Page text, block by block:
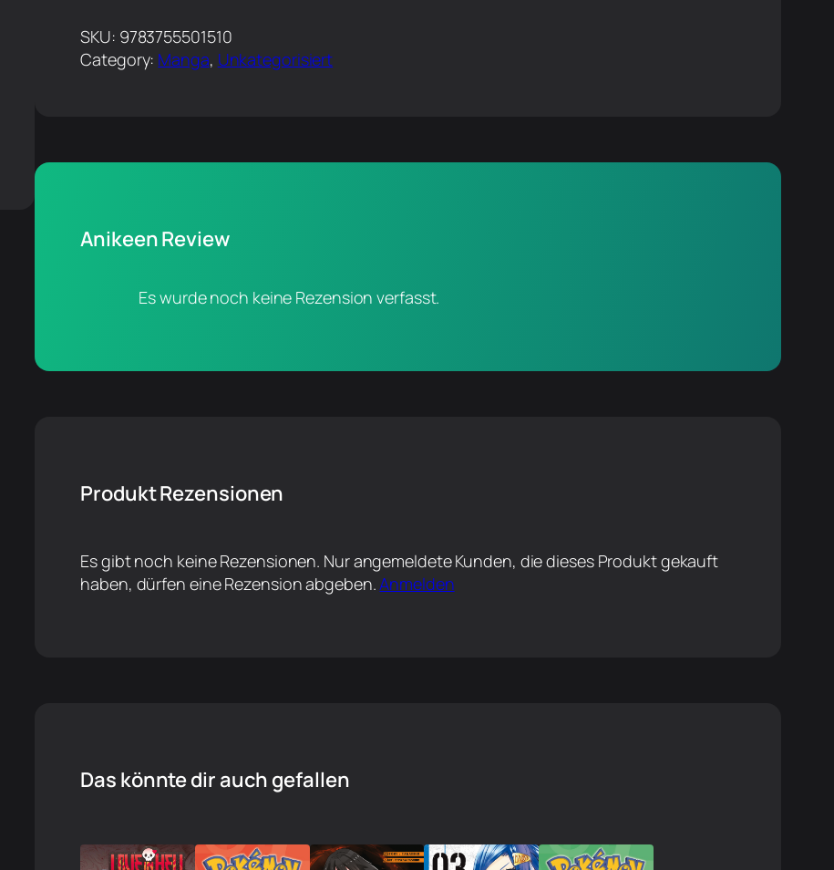
SKU: 9783755501510
Category: Manga, Unkategorisiert
Anikeen Review
Es wurde noch keine Rezension verfasst.
Produkt Rezensionen
Es gibt noch keine Rezensionen. Nur angemeldete Kunden, die dieses Produkt gekauft
haben, dürfen eine Rezension abgeben. Anmelden
Das könnte dir auch gefallen